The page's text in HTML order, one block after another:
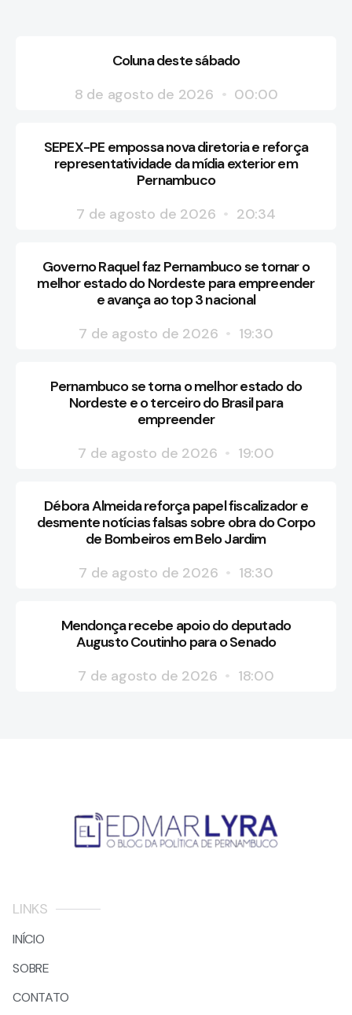
Coluna deste sábado
8 de agosto de 2026
00:00
SEPEX-PE empossa nova diretoria e reforça
representatividade da mídia exterior em
Pernambuco
7 de agosto de 2026
20:34
Governo Raquel faz Pernambuco se tornar o
melhor estado do Nordeste para empreender
e avança ao top 3 nacional
7 de agosto de 2026
19:30
Pernambuco se torna o melhor estado do
Nordeste e o terceiro do Brasil para
empreender
7 de agosto de 2026
19:00
Débora Almeida reforça papel fiscalizador e
desmente notícias falsas sobre obra do Corpo
de Bombeiros em Belo Jardim
7 de agosto de 2026
18:30
Mendonça recebe apoio do deputado
Augusto Coutinho para o Senado
7 de agosto de 2026
18:00
LINKS
INÍCIO
SOBRE
CONTATO